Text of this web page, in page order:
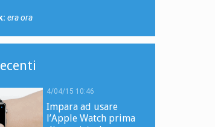
era ora
4/04/15 10:46
Impara ad usare
l’Apple Watch prima